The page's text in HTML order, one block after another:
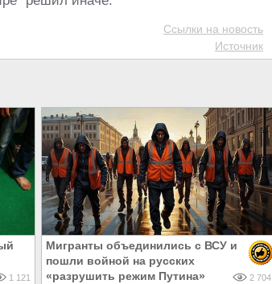
Ссылки на новость
Источник
в1 121
Мигранты объединились с ВСУ и
пошли войной на русских
«разрушить режим Путина»
2 704